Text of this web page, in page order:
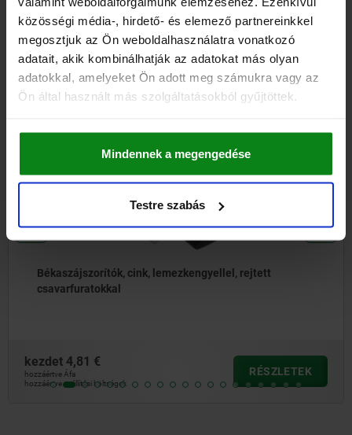
közösségi média-, hirdető- és elemező partnereinkkel
megosztjuk az Ön weboldalhasználatra vonatkozó
adatait, akik kombinálhatják az adatokat más olyan
adatokkal, amelyeket Ön adott meg számukra vagy az
Ön által használt más szolgáltatásokból gyűjtöttek.
Mindennek a megengedése
Testre szabás
LETÖLTÉSEK
Más vásárlók is vásároltak
Békaszájszorítók, cink, lemezkengyellel, rejtett
csavarfuratokkal
kezdet 4,81 €
hozzáértve Áfa
hozzáértve szállítási költségek
RÉSZLETEK